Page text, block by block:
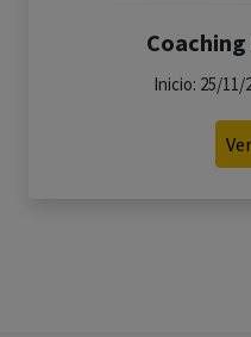
Inicio: 25/11/